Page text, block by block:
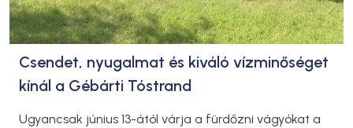
Csendet, nyugalmat és kiváló vízminőséget
kínál a Gébárti Tóstrand
Ugyancsak június 13-ától várja a fürdőzni vágyókat a